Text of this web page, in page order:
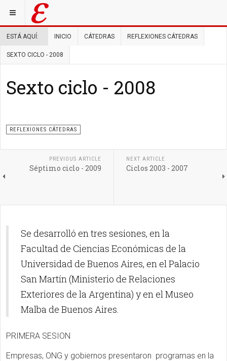
ESTÁ AQUÍ: INICIO CÁTEDRAS REFLEXIONES CÁTEDRAS
SEXTO CICLO - 2008
Sexto ciclo - 2008
REFLEXIONES CÁTEDRAS
PREVIOUS ARTICLE
Séptimo ciclo - 2009
NEXT ARTICLE
Ciclos 2003 - 2007
Se desarrolló en tres sesiones, en la
Facultad de Ciencias Económicas de la
Universidad de Buenos Aires, en el Palacio
San Martín (Ministerio de Relaciones
Exteriores de la Argentina) y en el Museo
Malba de Buenos Aires.
PRIMERA SESION
Empresas, ONG y gobiernos presentaron programas en la